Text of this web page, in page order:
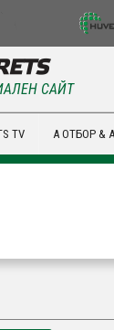
САЙТ
TV А ОТБОР &